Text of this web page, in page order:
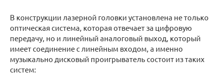
В конструкции лазерной головки установлена не только
оптическая система, которая отвечает за цифровую
передачу, но и линейный аналоговый выход, который
имеет соединение с линейным входом, а именно
музыкально дисковый проигрыватель состоит из таких
систем: